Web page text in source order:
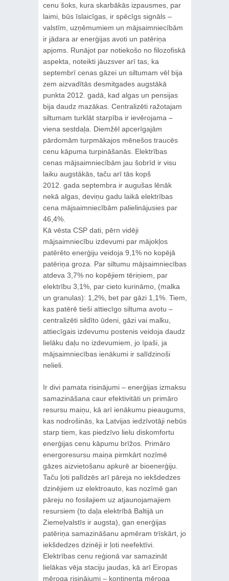
cenu šoks, kura skarbākās izpausmes, par
laimi, būs īslaicīgas, ir spēcīgs signāls –
valstīm, uzņēmumiem un mājsaimniecībām
ir jādara ar enerģijas avoti un patēriņa
apjoms. Runājot par notiekošo no filozofiskā
aspekta, noteikti jāuzsver arī tas, ka
septembrī cenas gāzei un siltumam vēl bija
zem aizvadītās desmitgades augstākā
punkta 2012. gadā, kad algas un pensijas
bija daudz mazākas. Centralizēti ražotajam
siltumam turklāt starpība ir ievērojama –
viena sestdaļa. Diemžēl apcerīgajām
pārdomām turpmākajos mēnešos traucēs
cenu kāpuma turpināšanās. Elektrības
cenas mājsaimniecībām jau šobrīd ir visu
laiku augstākās, taču arī tās kopš
2012. gada septembra ir augušas lēnāk
nekā algas, deviņu gadu laikā elektrības
cena mājsaimniecībām palielinājusies par
46,4%.
Kā vēsta CSP dati, pērn vidēji
mājsaimniecību izdevumi par mājokļos
patērēto enerģiju veidoja 9,1% no kopējā
patēriņa groza. Par siltumu mājsaimniecības
atdeva 3,7% no kopējiem tēriņiem, par
elektrību 3,1%, par cieto kurināmo, (malka
un granulas): 1,2%, bet par gāzi 1,1%. Tiem,
kas patērē tieši attiecīgo siltuma avotu –
centralizēti sildīto ūdeni, gāzi vai malku,
attiecīgais izdevumu postenis veidoja daudz
lielāku daļu no izdevumiem, jo īpaši, ja
mājsaimniecības ienākumi ir salīdzinoši
nelieli.
Ir divi pamata risinājumi – enerģijas izmaksu
samazināšana caur efektivitāti un primāro
resursu maiņu, kā arī ienākumu pieaugums,
kas nodrošinās, ka Latvijas iedzīvotāji nebūs
starp tiem, kas piedzīvo lielu diskomfortu
enerģijas cenu kāpumu brīžos. Primāro
energoresursu maiņa pirmkārt nozīmē
gāzes aizvietošanu apkurē ar bioenerģiju.
Taču ļoti palīdzēs arī pāreja no iekšdedzes
dzinējiem uz elektroauto, kas nozīmē gan
pāreju no fosilajiem uz atjaunojamajiem
resursiem (to daļa elektrībā Baltijā un
Ziemeļvalstīs ir augsta), gan enerģijas
patēriņa samazināšanu apmēram trīskārt, jo
iekšdedzes dzinēji ir ļoti neefektīvi.
Elektrības cenu reģionā var samazināt
lielākas vēja staciju jaudas, kā arī Eiropas
mēroga risinājumi – kontinenta mēroga